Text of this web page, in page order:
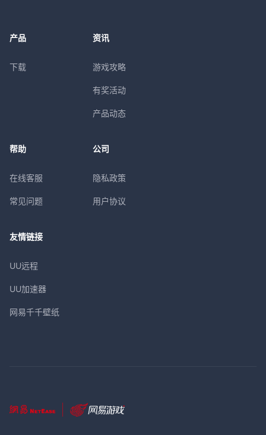
产品
下载
资讯
游戏攻略
有奖活动
产品动态
帮助
在线客服
常见问题
公司
隐私政策
用户协议
友情链接
UU远程
UU加速器
网易千千壁纸